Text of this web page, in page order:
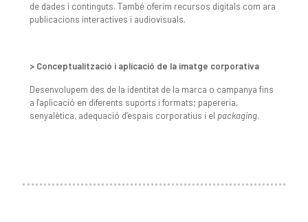
de dades i continguts. També oferim recursos digitals com ara
publicacions interactives i audiovisuals.
> Conceptualització i aplicació de la imatge corporativa
Desenvolupem des de la identitat de la marca o campanya fins
a l'aplicació en diferents suports i formats; papereria,
senyalètica, adequació d’espais corporatius i el packaging.